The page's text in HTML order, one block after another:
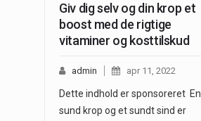
Giv dig selv og din krop et
boost med de rigtige
vitaminer og kosttilskud
admin apr 11, 2022
Dette indhold er sponsoreret En
sund krop og et sundt sind er